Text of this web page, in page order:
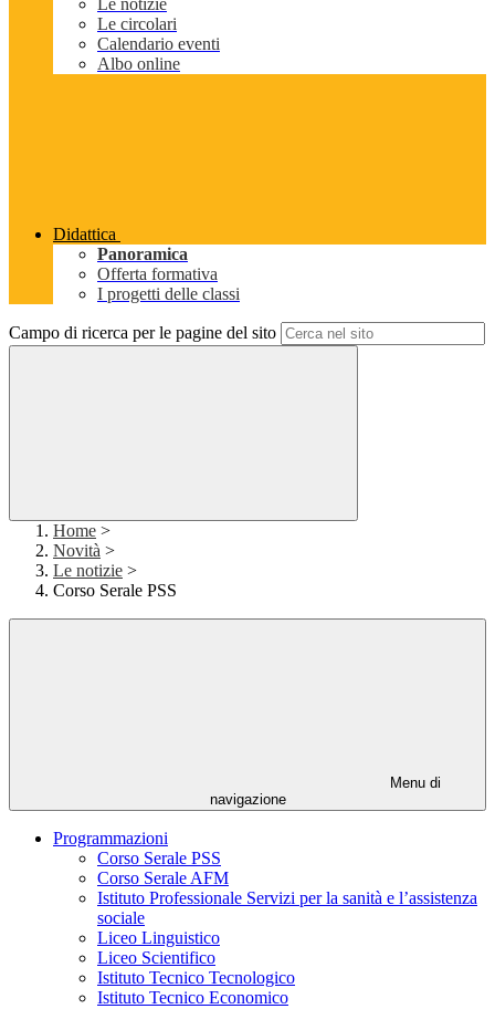
Le notizie
Le circolari
Calendario eventi
Albo online
Didattica
Panoramica
Offerta formativa
I progetti delle classi
Campo di ricerca per le pagine del sito
Home >
Novità >
Le notizie >
Corso Serale PSS
Menu di
navigazione
Programmazioni
Corso Serale PSS
Corso Serale AFM
Istituto Professionale Servizi per la sanità e l’assistenza
sociale
Liceo Linguistico
Liceo Scientifico
Istituto Tecnico Tecnologico
Istituto Tecnico Economico